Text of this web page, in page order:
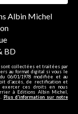
Albin Michel
BD
sont collectées et traitées par
au format digital si vous le
06/01/1978 modifiée et au
d'accès, de rectification et
exercer ces droits en nous
à Editions Albin Michel,
Plus d’information sur notre